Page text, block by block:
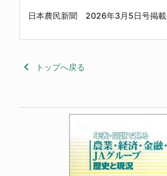
日本農民新聞 2026年3月5日号掲載
keyboard_arrow_left トップへ戻る